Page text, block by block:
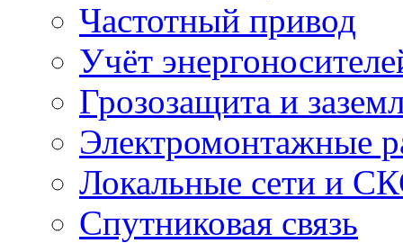
Частотный привод
Учёт
Грозозащита и
Электромонтажные
Локальные сети и
Спутниковая связь